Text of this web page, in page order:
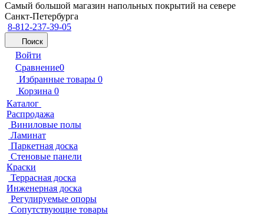
Самый большой магазин напольных покрытий на севере
Санкт-Петербурга
8-812-237-39-05
Поиск
Войти
Сравнение0
Избранные товары 0
Корзина 0
Каталог
Распродажа
Виниловые полы
Ламинат
Паркетная доска
Стеновые панели
Краски
Террасная доска
Инженерная доска
Регулируемые опоры
Сопутствующие товары